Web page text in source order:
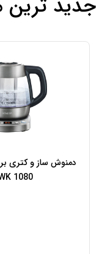
جدید
دمنوش ساز و کتری
1080